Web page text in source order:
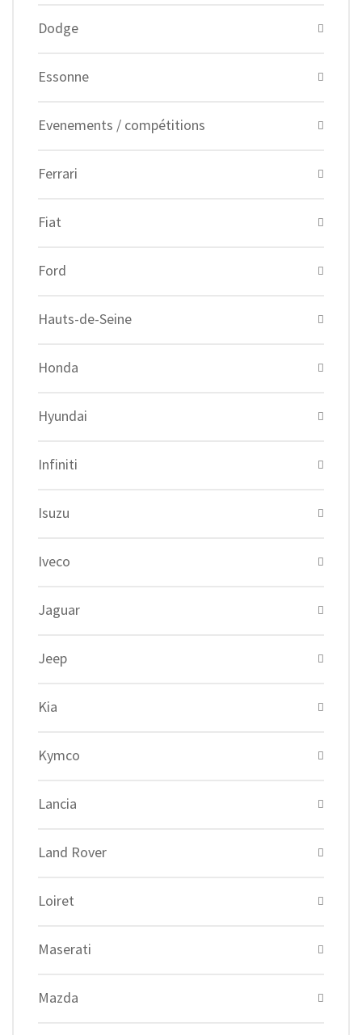
Dodge
Essonne
Evenements / compétitions
Ferrari
Fiat
Ford
Hauts-de-Seine
Honda
Hyundai
Infiniti
Isuzu
Iveco
Jaguar
Jeep
Kia
Kymco
Lancia
Land Rover
Loiret
Maserati
Mazda